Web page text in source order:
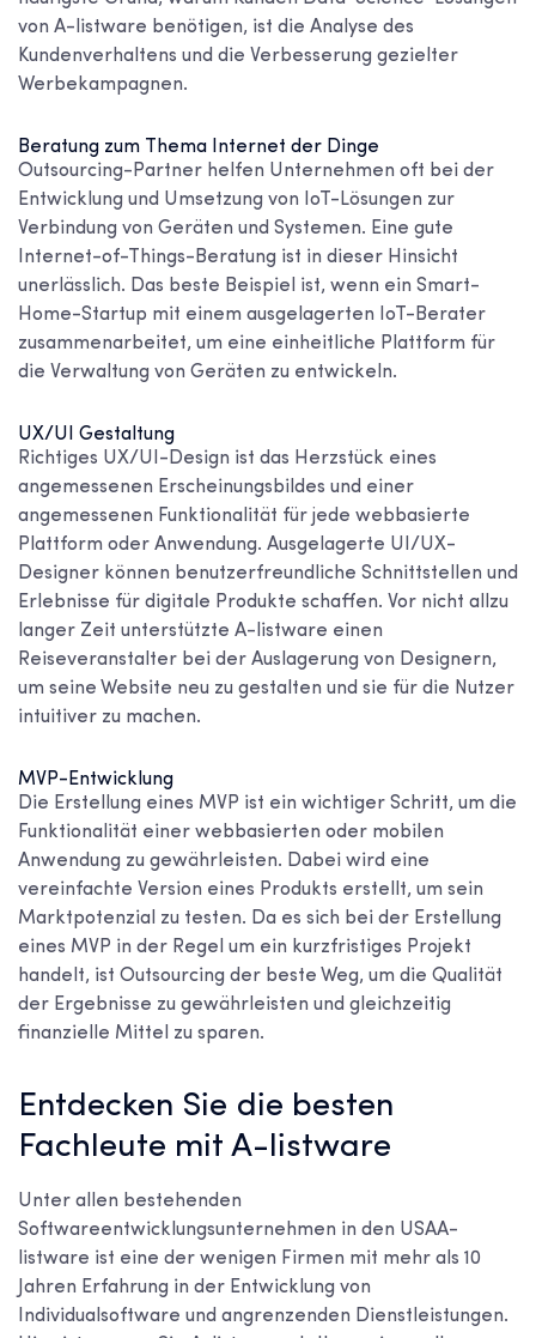
von A-listware benötigen, ist die Analyse des
Kundenverhaltens und die Verbesserung gezielter
Werbekampagnen.
Beratung zum Thema Internet der Dinge
Outsourcing-Partner helfen Unternehmen oft bei der
Entwicklung und Umsetzung von IoT-Lösungen zur
Verbindung von Geräten und Systemen. Eine gute
Internet-of-Things-Beratung ist in dieser Hinsicht
unerlässlich. Das beste Beispiel ist, wenn ein Smart-
Home-Startup mit einem ausgelagerten IoT-Berater
zusammenarbeitet, um eine einheitliche Plattform für
die Verwaltung von Geräten zu entwickeln.
UX/UI Gestaltung
Richtiges UX/UI-Design ist das Herzstück eines
angemessenen Erscheinungsbildes und einer
angemessenen Funktionalität für jede webbasierte
Plattform oder Anwendung. Ausgelagerte UI/UX-
Designer können benutzerfreundliche Schnittstellen und
Erlebnisse für digitale Produkte schaffen. Vor nicht allzu
langer Zeit unterstützte A-listware einen
Reiseveranstalter bei der Auslagerung von Designern,
um seine Website neu zu gestalten und sie für die Nutzer
intuitiver zu machen.
MVP-Entwicklung
Die Erstellung eines MVP ist ein wichtiger Schritt, um die
Funktionalität einer webbasierten oder mobilen
Anwendung zu gewährleisten. Dabei wird eine
vereinfachte Version eines Produkts erstellt, um sein
Marktpotenzial zu testen. Da es sich bei der Erstellung
eines MVP in der Regel um ein kurzfristiges Projekt
handelt, ist Outsourcing der beste Weg, um die Qualität
der Ergebnisse zu gewährleisten und gleichzeitig
finanzielle Mittel zu sparen.
Entdecken Sie die besten
Fachleute mit A-listware
Unter allen bestehenden
Softwareentwicklungsunternehmen in den USAA-
listware ist eine der wenigen Firmen mit mehr als 10
Jahren Erfahrung in der Entwicklung von
Individualsoftware und angrenzenden Dienstleistungen.